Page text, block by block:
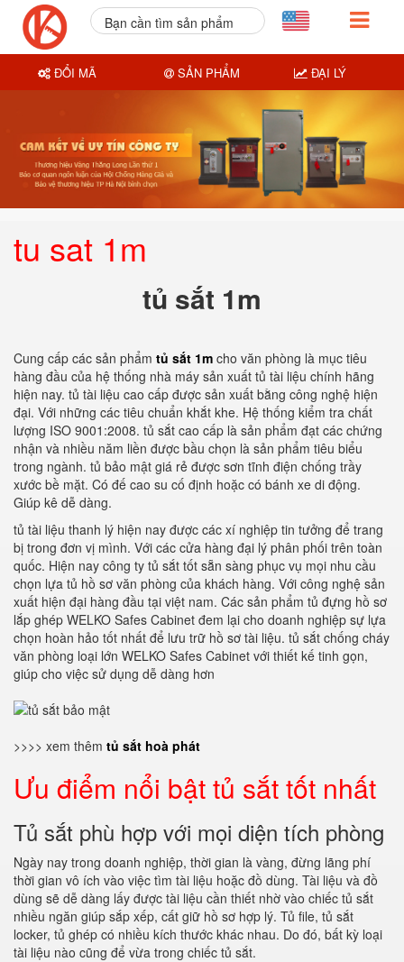
tu sat 1m
tủ sắt 1m
Cung cấp các sản phẩm tủ sắt 1m cho văn phòng là mục tiêu
hàng đầu của hệ thống nhà máy sản xuất tủ tài liệu chính hãng
hiện nay. tủ tài liệu cao cấp được sản xuất bằng công nghệ hiện
đại. Với những các tiêu chuẩn khắt khe. Hệ thống kiểm tra chất
lượng ISO 9001:2008. tủ sắt cao cấp là sản phẩm đạt các chứng
nhận và nhiều năm liền được bầu chọn là sản phẩm tiêu biểu
trong ngành. tủ bảo mật giá rẻ được sơn tĩnh điện chống trầy
xước bề mặt. Có đế cao su cố định hoặc có bánh xe di động.
Giúp kê dễ dàng.
tủ tài liệu thanh lý hiện nay được các xí nghiệp tin tưởng để trang
bị trong đơn vị mình. Với các cửa hàng đại lý phân phối trên toàn
quốc. Hiện nay công ty tủ sắt tốt sẵn sàng phục vụ mọi nhu cầu
chọn lựa tủ hồ sơ văn phòng của khách hàng. Với công nghệ sản
xuất hiện đại hàng đầu tại việt nam. Các sản phẩm tủ đựng hồ sơ
lắp ghép WELKO Safes Cabinet đem lại cho doanh nghiệp sự lựa
chọn hoàn hảo tốt nhất để lưu trữ hồ sơ tài liệu. tủ sắt chống cháy
văn phòng loại lớn WELKO Safes Cabinet với thiết kế tinh gọn,
giúp cho việc sử dụng dễ dàng hơn
>>>> xem thêm tủ sắt hoà phát
Ưu điểm nổi bật tủ sắt tốt nhất
Tủ sắt phù hợp với mọi diện tích phòng
Ngày nay trong doanh nghiệp, thời gian là vàng, đừng lãng phí
thời gian vô ích vào việc tìm tài liệu hoặc đồ dùng. Tài liệu và đồ
dùng sẽ dễ dàng lấy được tài liệu cần thiết nhờ vào chiếc tủ sắt
nhiều ngăn giúp sắp xếp, cất giữ hồ sơ hợp lý. Tủ file, tủ sắt
locker, tủ ghép có nhiều kích thước khác nhau. Do đó, bất kỳ loại
tài liệu nào cũng để vừa trong chiếc tủ sắt.
Bạn cần tìm sản phẩm
ĐỔI MÃ SẢN PHẨM ĐẠI LÝ